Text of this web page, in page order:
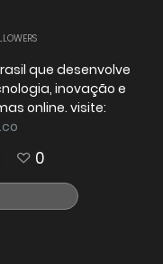
que desenvolve
inovação e
online. visite:
0